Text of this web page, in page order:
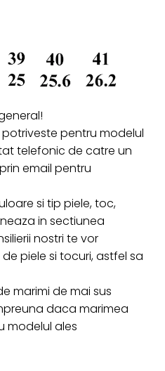
pentru modelul
telefonic de catre un
email pentru
si tip piele, toc,
in sectiunea
nostri te vor
piele si tocuri, astfel sa
marimi de mai sus
daca marimea
modelul ales